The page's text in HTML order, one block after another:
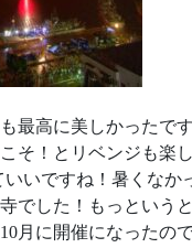
最高に美しかったで
そ！とリベンジも楽
いですね！暑くなか
でした！もっという
月に開催になったの